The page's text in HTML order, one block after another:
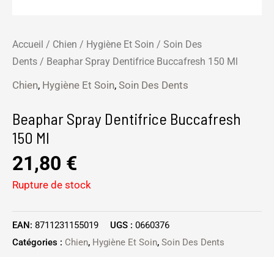
Accueil / Chien / Hygiène Et Soin / Soin Des
Dents / Beaphar Spray Dentifrice Buccafresh 150 Ml
Chien, Hygiène Et Soin, Soin Des Dents
Beaphar Spray Dentifrice Buccafresh
150 Ml
21,80 €
Rupture de stock
EAN: 8711231155019 UGS : 0660376
Catégories : Chien, Hygiène Et Soin, Soin Des Dents